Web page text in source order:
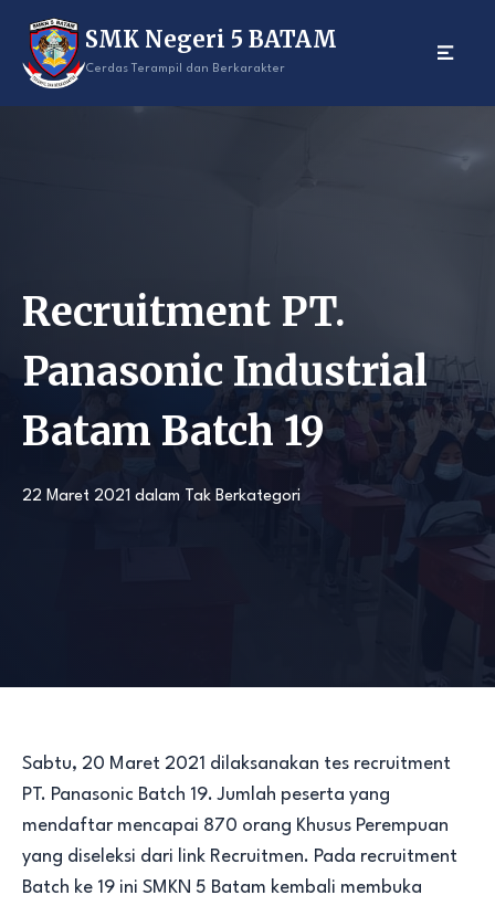
content
SMK Negeri 5 BATAM
Cerdas Terampil dan Berkarakter
Recruitment PT.
Panasonic Industrial
Batam Batch 19
22 Maret 2021 dalam Tak Berkategori
Sabtu, 20 Maret 2021 dilaksanakan tes recruitment
PT. Panasonic Batch 19. Jumlah peserta yang
mendaftar mencapai 870 orang Khusus Perempuan
yang diseleksi dari link Recruitmen. Pada recruitment
Batch ke 19 ini SMKN 5 Batam kembali membuka